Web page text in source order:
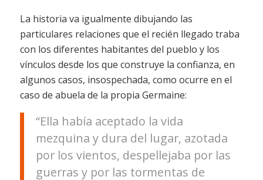
La historia va igualmente dibujando las
particulares relaciones que el recién llegado traba
con los diferentes habitantes del pueblo y los
vínculos desde los que construye la confianza, en
algunos casos, insospechada, como ocurre en el
caso de abuela de la propia Germaine:
“Ella había aceptado la vida
mezquina y dura del lugar, azotada
por los vientos, despellejaba por las
guerras y por las tormentas de